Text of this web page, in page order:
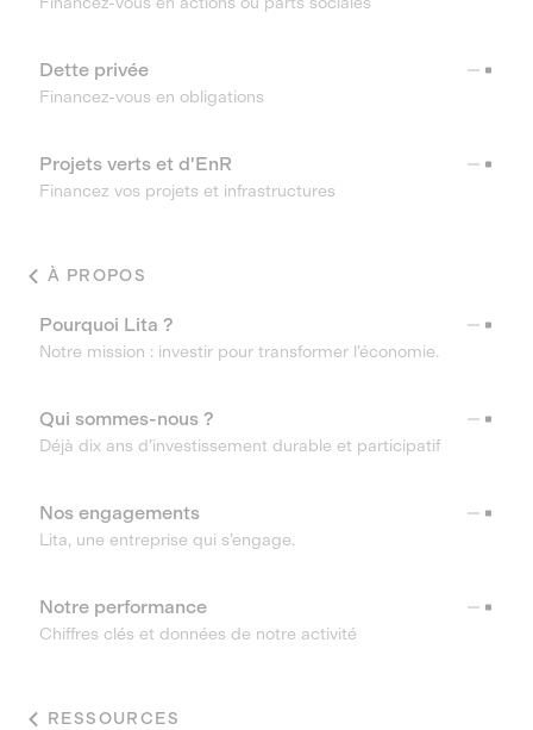
Dette privée
Financez-vous en obligations
Projets verts et d'EnR
Financez vos projets et infrastructures
À PROPOS
Pourquoi Lita ?
Notre mission : investir pour transformer l’économie.
Qui sommes-nous ?
Déjà dix ans d’investissement durable et participatif
Nos engagements
Lita, une entreprise qui s’engage.
Notre performance
Chiffres clés et données de notre activité
RESSOURCES